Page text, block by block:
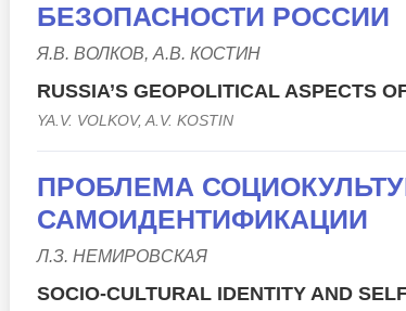
БЕЗОПАСНОСТИ РОССИИ
Я.В. ВОЛКОВ, А.В. КОСТИН
RUSSIA’S GEOPOLITICAL ASPECTS
YA.V. VOLKOV, A.V. KOSTIN
ПРОБЛЕМА
САМОИДЕНТИФИКАЦИИ
Л.З. НЕМИРОВСКАЯ
SOCIO-CULTURAL IDENTITY AND